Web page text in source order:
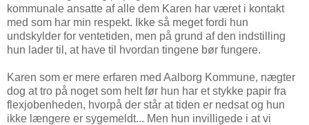
kommunale ansatte af alle dem Karen har været i kontakt
med som har min respekt. Ikke så meget fordi hun
undskylder for ventetiden, men på grund af den indstilling
hun lader til, at have til hvordan tingene bør fungere.
Karen som er mere erfaren med Aalborg Kommune, nægter
dog at tro på noget som helt før hun har et stykke papir fra
flexjobenheden, hvorpå der står at tiden er nedsat og hun
ikke længere er sygemeldt... Men hun invilligede i at vi